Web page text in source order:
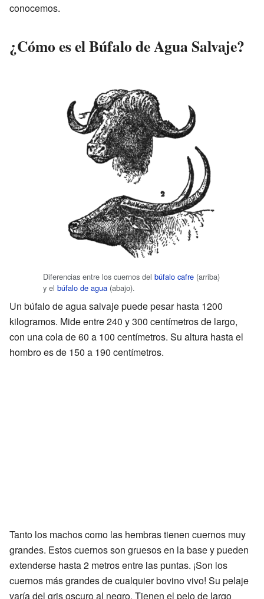
conocemos.
¿Cómo es el Búfalo de Agua Salvaje?
Diferencias entre los cuernos del búfalo cafre (arriba)
y el búfalo de agua (abajo).
Un búfalo de agua salvaje puede pesar hasta 1200
kilogramos. Mide entre 240 y 300 centímetros de largo,
con una cola de 60 a 100 centímetros. Su altura hasta el
hombro es de 150 a 190 centímetros.
Tanto los machos como las hembras tienen cuernos muy
grandes. Estos cuernos son gruesos en la base y pueden
extenderse hasta 2 metros entre las puntas. ¡Son los
cuernos más grandes de cualquier bovino vivo! Su pelaje
varía del gris oscuro al negro. Tienen el pelo de largo